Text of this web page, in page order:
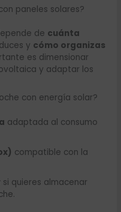
paneles solares?
de cuánta
y cómo organizas
es dimensionar
y adaptar los
con energía solar?
adaptada al consumo
compatible con la
si quieres almacenar